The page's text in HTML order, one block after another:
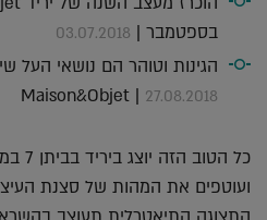
בספטמבר | 03.07.2018
הגינות וטוהר הם נושאי העל
Maison&Objet | 27.08.2018
כל
ועוטפים את המהות של סצנת